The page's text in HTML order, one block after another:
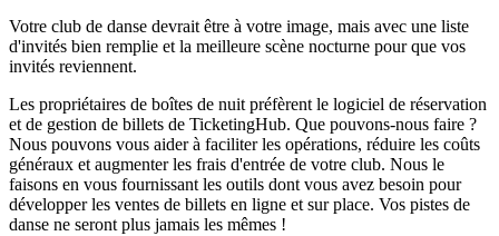
Votre club de danse devrait être à votre image, mais avec une liste
d'invités bien remplie et la meilleure scène nocturne pour que vos
invités reviennent.
Les propriétaires de boîtes de nuit préfèrent le logiciel de réservation
et de gestion de billets de TicketingHub. Que pouvons-nous faire ?
Nous pouvons vous aider à faciliter les opérations, réduire les coûts
généraux et augmenter les frais d'entrée de votre club. Nous le
faisons en vous fournissant les outils dont vous avez besoin pour
développer les ventes de billets en ligne et sur place. Vos pistes de
danse ne seront plus jamais les mêmes !